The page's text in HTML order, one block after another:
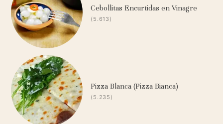
Cebollitas Encurtidas en Vinagre
(5.613)
Pizza Blanca (Pizza Bianca)
(5.235)